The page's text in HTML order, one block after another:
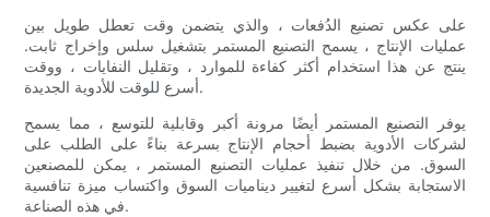
على عكس تصنيع الدُفعات ، والذي يتضمن وقت تعطل طويل بين
عمليات الإنتاج ، يسمح التصنيع المستمر بتشغيل سلس وإخراج ثابت.
ينتج عن هذا استخدام أكثر كفاءة للموارد ، وتقليل النفايات ، ووقت
أسرع للوقت للأدوية الجديدة.
يوفر التصنيع المستمر أيضًا مرونة أكبر وقابلية للتوسع ، مما يسمح
لشركات الأدوية بضبط أحجام الإنتاج بسرعة بناءً على الطلب على
السوق. من خلال تنفيذ عمليات التصنيع المستمر ، يمكن للمصنعين
الاستجابة بشكل أسرع لتغيير ديناميات السوق واكتساب ميزة تنافسية
في هذه الصناعة.